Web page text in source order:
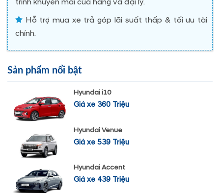
trình khuyến mãi của hãng và đại lý.
Hỗ trợ mua xe trả góp lãi suất thấp & tối ưu tài
chính.
Sản phẩm nổi bật
Hyundai i10
Giá xe 360 Triệu
Hyundai Venue
Giá xe 539 Triệu
Hyundai Accent
Giá xe 439 Triệu